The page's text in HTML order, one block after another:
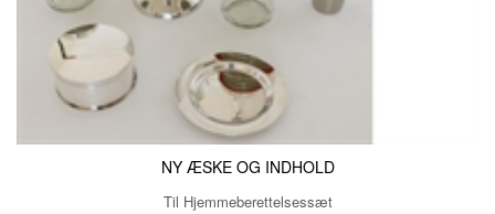
NY ÆSKE OG INDHOLD
Til Hjemmeberettelsessæt